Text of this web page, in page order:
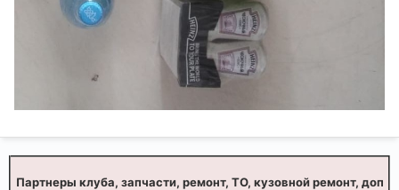
Партнеры клуба, запчасти, ремонт, ТО, кузовной ремонт, доп